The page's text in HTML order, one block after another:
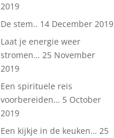
2019
De stem.. 14 December 2019
Laat je energie weer
stromen… 25 November
2019
Een spirituele reis
voorbereiden… 5 October
2019
Een kijkje in de keuken… 25